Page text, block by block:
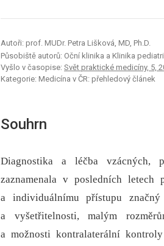
Autoři: prof. MUDr. Petra Lišková, MD, Ph.D.
Působiště autorů: Oční klinika a Klinika
Vyšlo v časopise: Svět praktické medicíny, 5,
Kategorie: Medicína v ČR: přehledový článek
Souhrn
Diagnostika a léčba vzácných,
zaznamenala v posledních letech
a individuálnímu přístupu
a vyšetřitelnosti, malým
a možnosti kontralaterální